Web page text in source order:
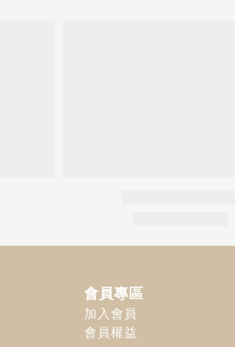
會員專區
加入會員
會員權益